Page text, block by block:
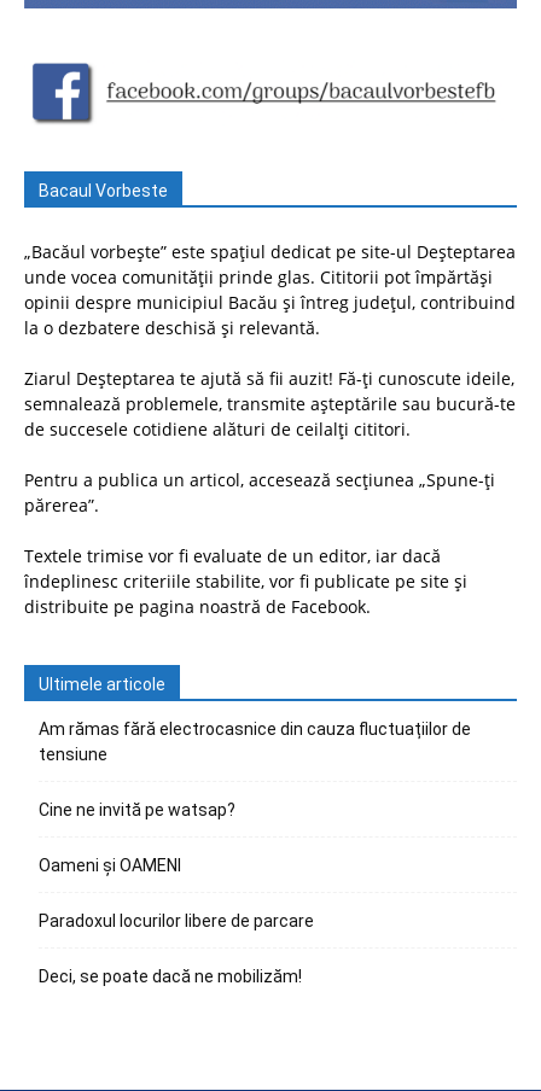
Bacaul Vorbeste
„Bacăul vorbește” este spațiul dedicat pe site-ul Deșteptarea
unde vocea comunității prinde glas. Cititorii pot împărtăși
opinii despre municipiul Bacău și întreg județul, contribuind
la o dezbatere deschisă și relevantă.
Ziarul Deșteptarea te ajută să fii auzit! Fă-ți cunoscute ideile,
semnalează problemele, transmite așteptările sau bucură-te
de succesele cotidiene alături de ceilalți cititori.
Pentru a publica un articol, accesează secțiunea „Spune-ți
părerea”.
Textele trimise vor fi evaluate de un editor, iar dacă
îndeplinesc criteriile stabilite, vor fi publicate pe site și
distribuite pe pagina noastră de Facebook.
Ultimele articole
Am rămas fără electrocasnice din cauza fluctuațiilor de
tensiune
Cine ne invită pe watsap?
Oameni și OAMENI
Paradoxul locurilor libere de parcare
Deci, se poate dacă ne mobilizăm!